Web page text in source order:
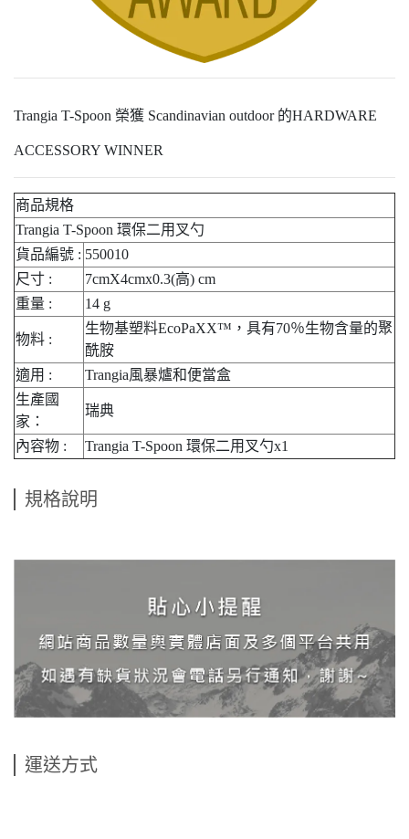
Trangia T-Spoon 榮獲 Scandinavian outdoor 的HARDWARE
ACCESSORY WINNER
商品規格
Trangia T-Spoon 環保二用叉勺
貨品編號 : 550010
尺寸 :
7cmX4cmx0.3(高) cm
重量 :
14 g
物料 :
生物基塑料EcoPaXX™，具有70％生物含量的聚
酰胺
適用 :
Trangia風暴爐和便當盒
生產國
家：
瑞典
內容物 : Trangia T-Spoon 環保二用叉勺x1
規格說明
運送方式